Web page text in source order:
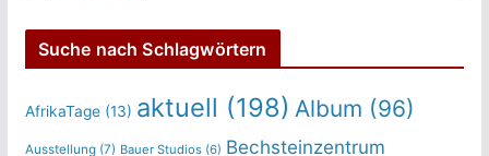
Suche nach Schlagwörtern
AfrikaTage(13) aktuell (198) Album (96)
Ausstellung(7) Bauer Studios(6) Bechsteinzentrum